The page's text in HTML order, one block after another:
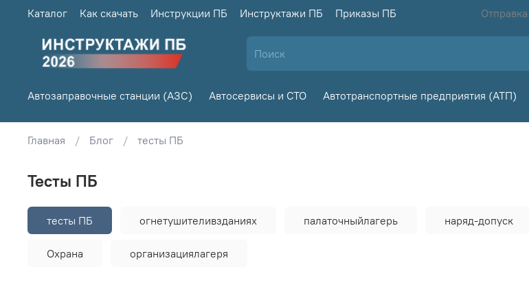
Каталог Как скачать Инструкции ПБ Инструктажи ПБ Приказы ПБ
Автозаправочные станции (АЗС) Автосервисы и СТО Автотранспортные предприятия (АТП)
Главная Блог тесты ПБ
тесты ПБ
тесты ПБ огнетушителивзданиях палаточныйлагерь наряд-допуск
Охрана организациялагеря